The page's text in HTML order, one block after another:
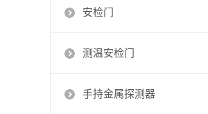
安检门
测温安检门
手持金属探测器